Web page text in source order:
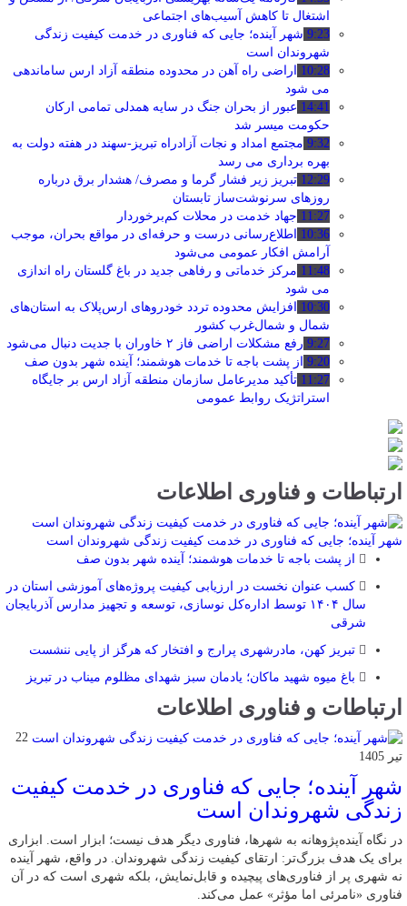
اشتغال تا کاهش آسیب‌های اجتماعی
9:23 شهر آینده؛ جایی که فناوری در خدمت کیفیت زندگی
شهروندان است
10:28
اراضی راه آهن در محدوده منطقه آزاد ارس ساماندهی
می شود
14:41 عبور از بحران جنگ در سایه همدلی تمامی ارکان
حکومت میسر شد
9:32 مجتمع امداد و نجات آزادراه تبریز-سهند در هفته دولت به
بهره ‌برداری می‌ رسد
12:29 تبریز زیر فشار گرما و مصرف/ هشدار برق درباره
روزهای سرنوشت‌ساز تابستان
11:27 جهاد خدمت در محلات کم‌برخوردار
10:36 اطلاع‌رسانی درست و حرفه‌ای در مواقع بحران، موجب
آرامش افکار عمومی می‌شود
11:48 مرکز خدماتی و رفاهی جدید در باغ گلستان راه اندازی
می شود
10:30
افزایش محدوده تردد خودروهای ارس‌پلاک به استان‌های
شمال و شمال‌غرب کشور
9:27 رفع مشکلات اراضی فاز ۲ خاوران با جدیت دنبال می‌شود
9:20 از پشت باجه تا خدمات هوشمند؛ آینده شهر بدون صف
11:27 تأکید مدیرعامل سازمان منطقه آزاد ارس بر جایگاه
استراتژیک روابط عمومی
ارتباطات و فناوری اطلاعات
شهر آینده؛ جایی که فناوری در خدمت کیفیت زندگی شهروندان است
از پشت باجه تا خدمات هوشمند؛ آینده شهر بدون صف
کسب عنوان نخست در ارزیابی کیفیت پروژه‌های آموزشی استان در
سال ۱۴۰۴ توسط اداره‌کل نوسازی، توسعه و تجهیز مدارس آذربایجان
شرقی
تبریز کهن، مادرشهری پرارج و افتخار که هرگز از پایی ننشست
باغ میوه شهید ماکان؛ یادمان سبز شهدای مظلوم میناب در تبریز
ارتباطات و فناوری اطلاعات
22
تیر 1405
شهر آینده؛ جایی که فناوری در خدمت کیفیت
زندگی شهروندان است
در نگاه آینده‌پژوهانه به شهرها، فناوری دیگر هدف نیست؛ ابزار است. ابزاری
برای یک هدف بزرگ‌تر: ارتقای کیفیت زندگی شهروندان. در واقع، شهر آینده
نه شهری پر از فناوری‌های پیچیده و قابل‌نمایش، بلکه شهری است که در آن
فناوری «نامرئی اما مؤثر» عمل می‌کند.